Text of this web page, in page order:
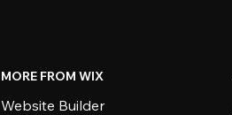
MORE FROM WIX
Website Builder